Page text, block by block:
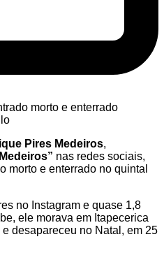
Pires Medeiros,
nas redes sociais,
morto e enterrado no quintal
no Instagram e quase 1,8
ele morava em Itapecerica
desapareceu no Natal, em 25